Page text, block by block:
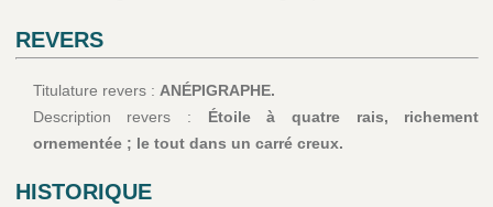
REVERS
Titulature revers : ANÉPIGRAPHE.
Description revers : Étoile à quatre rais, richement
ornementée ; le tout dans un carré creux.
HISTORIQUE